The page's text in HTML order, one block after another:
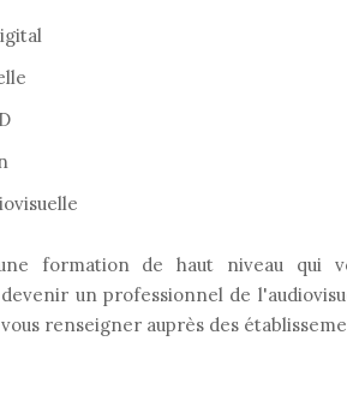
formation de haut niveau qui
un professionnel de
renseigner auprès des